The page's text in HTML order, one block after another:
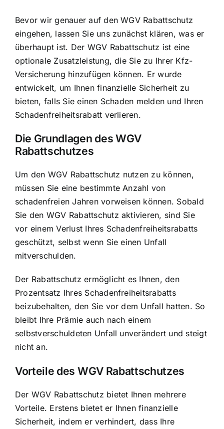
Bevor wir genauer auf den WGV Rabattschutz
eingehen, lassen Sie uns zunächst klären, was er
überhaupt ist. Der WGV Rabattschutz ist eine
optionale Zusatzleistung, die Sie zu Ihrer Kfz-
Versicherung hinzufügen können. Er wurde
entwickelt, um Ihnen finanzielle Sicherheit zu
bieten, falls Sie einen Schaden melden und Ihren
Schadenfreiheitsrabatt verlieren.
Die Grundlagen des WGV
Rabattschutzes
Um den WGV Rabattschutz nutzen zu können,
müssen Sie eine bestimmte Anzahl von
schadenfreien Jahren vorweisen können. Sobald
Sie den WGV Rabattschutz aktivieren, sind Sie
vor einem Verlust Ihres Schadenfreiheitsrabatts
geschützt, selbst wenn Sie einen Unfall
mitverschulden.
Der Rabattschutz ermöglicht es Ihnen, den
Prozentsatz Ihres Schadenfreiheitsrabatts
beizubehalten, den Sie vor dem Unfall hatten. So
bleibt Ihre Prämie auch nach einem
selbstverschuldeten Unfall unverändert und steigt
nicht an.
Vorteile des WGV Rabattschutzes
Der WGV Rabattschutz bietet Ihnen mehrere
Vorteile. Erstens bietet er Ihnen finanzielle
Sicherheit, indem er verhindert, dass Ihre